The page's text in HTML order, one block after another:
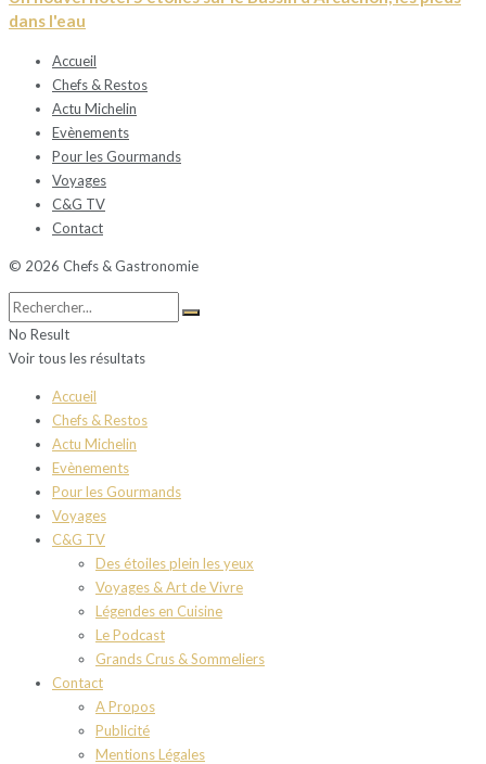
dans l'eau
Accueil
Chefs & Restos
Actu Michelin
Evènements
Pour les Gourmands
Voyages
C&G TV
Contact
© 2026 Chefs & Gastronomie
No Result
Voir tous les résultats
Accueil
Chefs & Restos
Actu Michelin
Evènements
Pour les Gourmands
Voyages
C&G TV
Des étoiles plein les yeux
Voyages & Art de Vivre
Légendes en Cuisine
Le Podcast
Grands Crus & Sommeliers
Contact
A Propos
Publicité
Mentions Légales